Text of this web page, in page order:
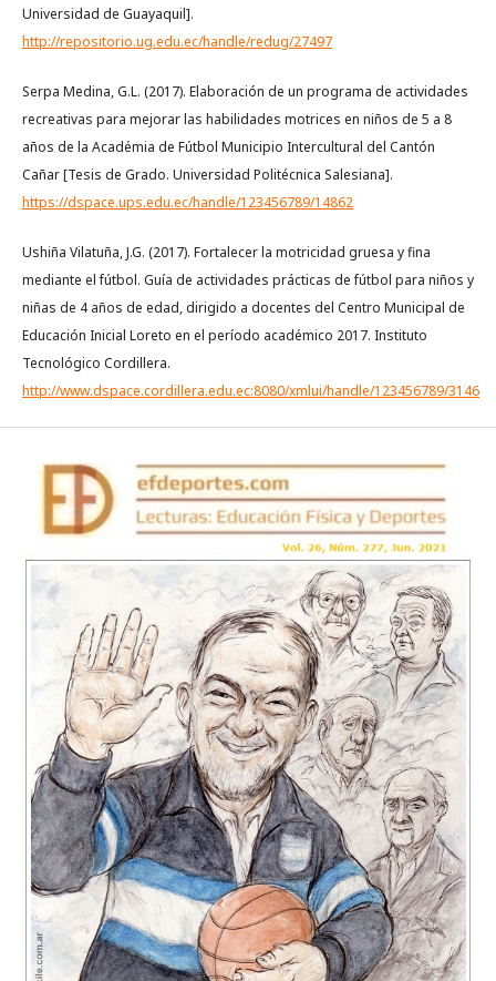
Universidad de Guayaquil].
http://repositorio.ug.edu.ec/handle/redug/27497
Serpa Medina, G.L. (2017). Elaboración de un programa de actividades
recreativas para mejorar las habilidades motrices en niños de 5 a 8
años de la Académia de Fútbol Municipio Intercultural del Cantón
Cañar [Tesis de Grado. Universidad Politécnica Salesiana].
https://dspace.ups.edu.ec/handle/123456789/14862
Ushiña Vilatuña, J.G. (2017). Fortalecer la motricidad gruesa y fina
mediante el fútbol. Guía de actividades prácticas de fútbol para niños y
niñas de 4 años de edad, dirigido a docentes del Centro Municipal de
Educación Inicial Loreto en el período académico 2017. Instituto
Tecnológico Cordillera.
http://www.dspace.cordillera.edu.ec:8080/xmlui/handle/123456789/3146